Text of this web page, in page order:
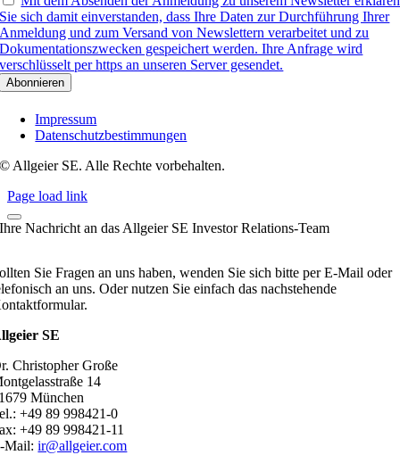
Sie sich damit einverstanden, dass Ihre Daten zur Durchführung Ihrer
Anmeldung und zum Versand von Newslettern verarbeitet und zu
Dokumentationszwecken gespeichert werden. Ihre Anfrage wird
verschlüsselt per https an unseren Server gesendet.
Impressum
Datenschutzbestimmungen
© Allgeier SE. Alle Rechte vorbehalten.
Page load link
Ihre Nachricht an das Allgeier SE Investor Relations-Team
Sie Fragen an uns haben, wenden Sie sich bitte per E-Mail oder
an uns. Oder nutzen Sie einfach das nachstehende
SE
Christopher Große
14
München
+49 89 998421-0
+49 89 998421-11
Mail:ir@allgeier.com